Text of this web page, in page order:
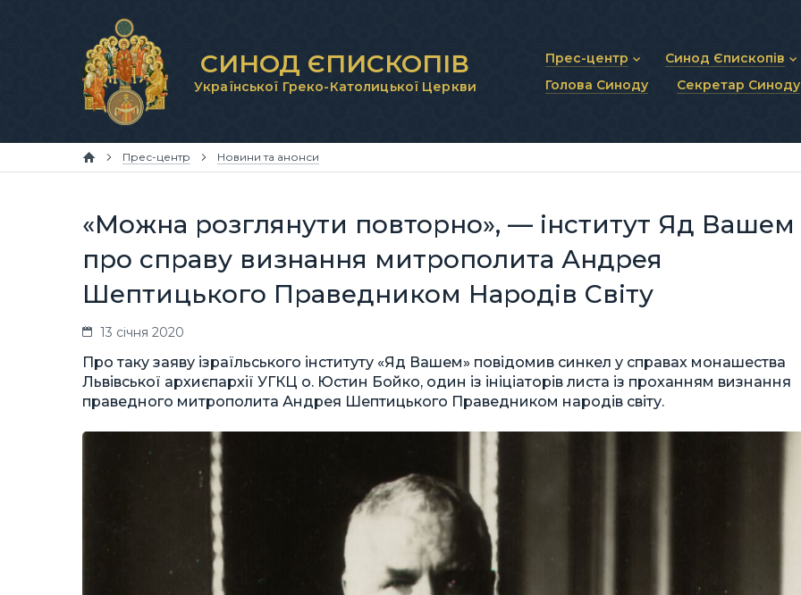
СИНОД ЄПИСКОПІВ
Української Греко-Католицької Церкви
Прес-центр
Новини та анонси
Синод Єпископів
Статут Синоду
Синодальні органи
Голова Синоду Секретар Синоду
Прес-центр Новини та анонси
«Можна розглянути повторно», — інститут Яд Вашем
про справу визнання митрополита Андрея
Шептицького Праведником Народів Світу
13 січня 2020
Про таку заяву ізраїльського інституту «Яд Вашем» повідомив синкел у справах монашества
Львівської архиєпархії УГКЦ о. Юстин Бойко, один із ініціаторів листа із проханням визнання
праведного митрополита Андрея Шептицького Праведником народів світу.